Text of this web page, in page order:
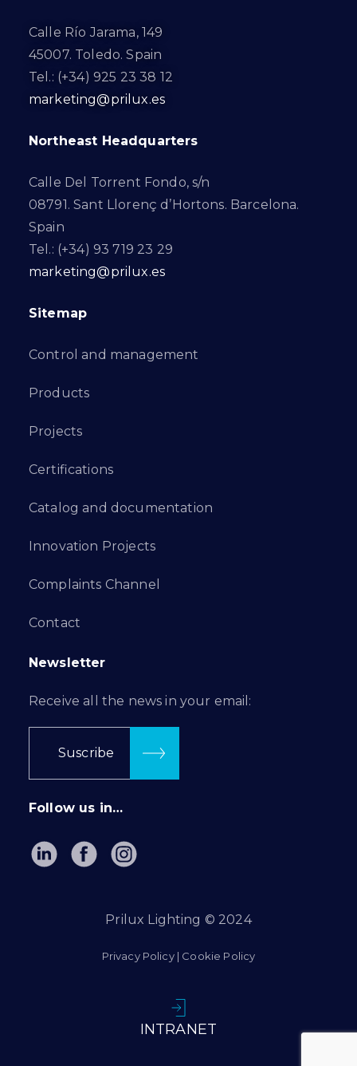
Calle Río Jarama, 149
45007. Toledo. Spain
Tel.: (+34) 925 23 38 12
marketing@prilux.es
Northeast Headquarters
Calle Del Torrent Fondo, s/n
08791. Sant Llorenç d’Hortons. Barcelona.
Spain
Tel.: (+34) 93 719 23 29
marketing@prilux.es
Sitemap
Control and management
Products
Projects
Certifications
Catalog and documentation
Innovation Projects
Complaints Channel
Contact
Newsletter
Receive all the news in your email:
Suscribe
Follow us in…
Prilux Lighting © 2024
Privacy Policy| Cookie Policy
INTRANET